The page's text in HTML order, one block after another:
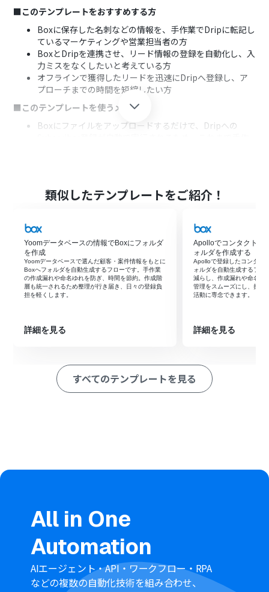
■このテンプレートをおすすめする方
Boxに保存した名刺などの情報を、手作業でDripに転記し
ているマーケティングや営業担当者の方
BoxとDripを連携させ、リード情報の登録を自動化し、入
力ミスをなくしたいと考えている方
オフラインで獲得したリードを迅速にDripへ登録し、ア
プローチまでの時間を短縮したい方
■このテンプレートを使うメリット
Boxにファイルをアップロードするだけで、Dripへの
■フローボットの流れ
はじめに、DripとBoxをYoomと連携します
次に、トリガーでBoxを選択し、「フォルダにファイルが
アップロードされたら」というアクションを設定します
続けてオペレーションで、分岐機能を設定し、特定のファ
イルがアップロードされた場合のみ後続の処理を実行す
るようにします
次に、オペレーションでBoxの「ファイルをダウンロー
その後、OCR機能で「任意の画像やPDFを読み取る」アク
最後に、オペレーションでDripの「Create Subscriber」
アクションを設定し、OCRで抽出した情報を元に
Subscriberを自動で作成します
マイズできます
で設定できます
Dripへの登録時、OCRで読み取ったどの情報をどのフィ
※「トリガー」：フロー起動のきっかけとなるアクション、「オ
ペレーション」：トリガー起動後、フロー内で処理を行うアク
ション
類似したテンプレートをご紹介！
Yoomデータベースの情報でBoxにフォルダ
を作成
Yoomデータベースで選んだ顧客・案件情報をもとに
Boxへフォルダを自動生成するフローです。手作業
の作成漏れや命名ゆれを防ぎ、時間を節約。作成階
層も統一されるため整理が行き届き、日々の登録負
担を軽くします。
詳細を見る
Apolloでコンタクトが
ォルダを作成する
Apolloで登録したコンタク
ォルダを自動生成するフロ
減らし、作成漏れや命名ミ
管理をスムーズにし、担当
活動に専念できます。
詳細を見る
すべてのテンプレートを見る
All in One
Automation
AIエージェント・API・ワークフロー・RPA
などの複数の自動化技術を組み合わせ、